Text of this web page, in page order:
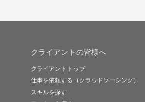
クライアントの皆様へ
クライアントトップ
仕事を依頼する（クラウドソーシング）
スキルを探す